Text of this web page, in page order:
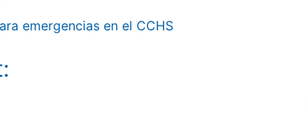
emergencias en el CCHS